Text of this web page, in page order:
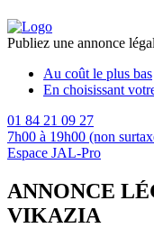
Publiez une annonce
Au coût le plus bas
En choisissant
01 84 21 09 27
7h00 à 19h00 (non
Espace JAL-Pro
ANNONCE
VIKAZIA